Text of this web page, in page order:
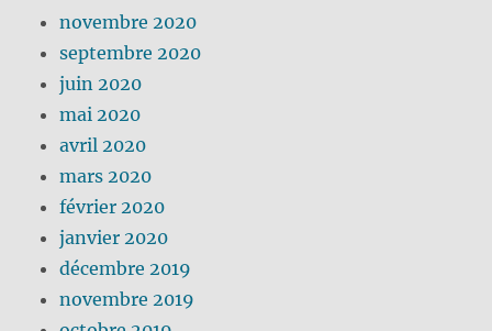
novembre 2020
septembre 2020
juin 2020
mai 2020
avril 2020
mars 2020
février 2020
janvier 2020
décembre 2019
novembre 2019